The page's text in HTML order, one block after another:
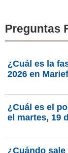
Preguntas
¿Cuál es la
2026 en
Luna está en la
iluminación,
¿Cuál es el
el martes, 19
¿Cuándo